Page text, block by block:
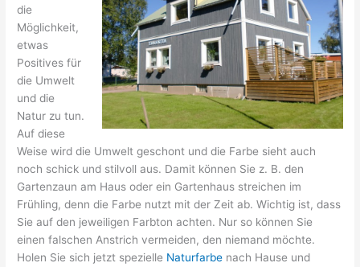
die
Möglichkeit,
etwas
Positives für
die Umwelt
und die
Natur zu tun.
Auf diese
Weise wird die Umwelt geschont und die Farbe sieht auch
noch schick und stilvoll aus. Damit können Sie z. B. den
Gartenzaun am Haus oder ein Gartenhaus streichen im
Frühling, denn die Farbe nutzt mit der Zeit ab. Wichtig ist, dass
Sie auf den jeweiligen Farbton achten. Nur so können Sie
einen falschen Anstrich vermeiden, den niemand möchte.
Holen Sie sich jetzt spezielle Naturfarbe nach Hause und